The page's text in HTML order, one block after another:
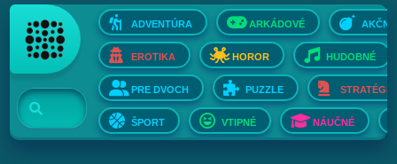
ADVENTÚRA ARKÁDOVÉ AKČNÉ
EROTIKA HOROR HUDOBNÉ
PRE DVOCH PUZZLE STRATÉGIE
ŠPORT VTIPNÉ NÁUČNÉ